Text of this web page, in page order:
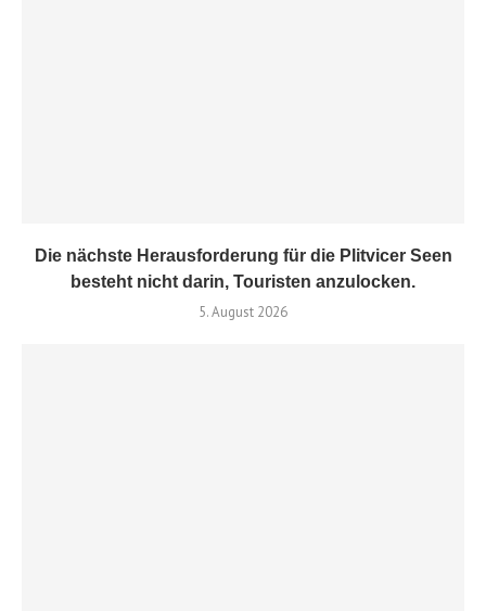
Die nächste Herausforderung für die Plitvicer Seen
besteht nicht darin, Touristen anzulocken.
5. August 2026